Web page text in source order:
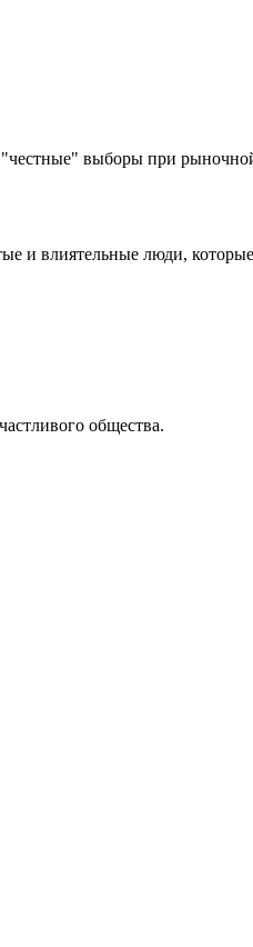
выборы при
и влиятельные люди,
общества.